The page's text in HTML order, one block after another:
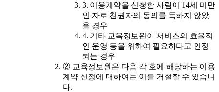
3. 이용계약을 신청한 사람이 14세 미만
인 자로 친권자의 동의를 득하지 않았
을 경우
4. 기타 교육정보원이 서비스의 효율적
인 운영 등을 위하여 필요하다고 인정
되는 경우
② 교육정보원은 다음 각 호에 해당하는 이용
계약 신청에 대하여는 이를 거절할 수 있습니
다.